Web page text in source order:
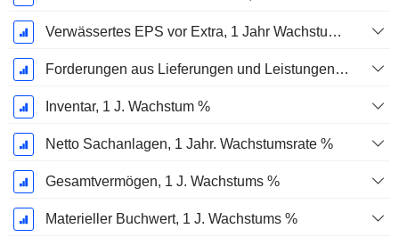
Verwässertes EPS vor Extra, 1 Jahr Wachstumsrate %
Forderungen aus Lieferungen und Leistungen, 1 Jahr Wachstum %
Inventar, 1 J. Wachstum %
Netto Sachanlagen, 1 Jahr. Wachstumsrate %
Gesamtvermögen, 1 J. Wachstums %
Materieller Buchwert, 1 J. Wachstums %